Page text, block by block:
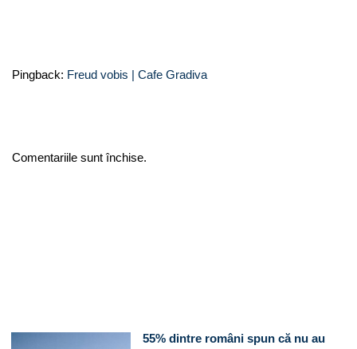
Pingback: Freud vobis | Cafe Gradiva
Comentariile sunt închise.
55% dintre români spun că nu au